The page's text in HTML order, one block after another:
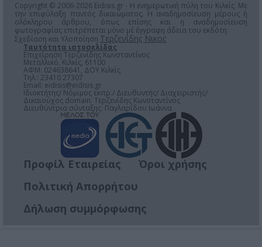
Copyright © 2006-2026 Eidisis.gr - Η ενημερωτική πύλη του Κιλκίς. Με
την επιφύλαξη παντός δικαιώματος. Η αναδημοσίευση μέρους ή
ολόκληρου άρθρου, όπως επίσης και η αναδημοσίευση
φωτογραφίας επιτρέπεται μόνο μέ έγγραφη άδεια του εκδότη.
Σχεδίαση και Υλοποίηση Τερζενίδης Νικος
Ταυτότητα ιστοσελίδας
Επιχείρηση Τερζενίδης Κωνσταντίνος
Μεταλλικό, Κιλκίς, 61100
ΑΦΜ: 024638641, ΔΟΥ Κιλκίς
Τηλ.: 23410 27307
Email: eidisis@eidisis.gr
Ιδιοκτήτης/ Νόμιμος εκπρ./ Διευθυντής/ Διαχειριστής/
Δικαιούχος domain: Τερζενίδης Κωνσταντίνος
Διευθύντρια σύνταξης: Παγλαρίδου Ιωάννα
Προφίλ Εταιρείας
Όροι χρήσης
Πολιτική Απορρήτου
Δήλωση συμμόρφωσης